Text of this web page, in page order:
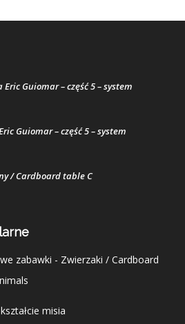
Eric Guiomar – część 5 – system
Guiomar – część 5 – system
/ Cardboard table C
zabawki - Zwierzaki / Cardboard
misia